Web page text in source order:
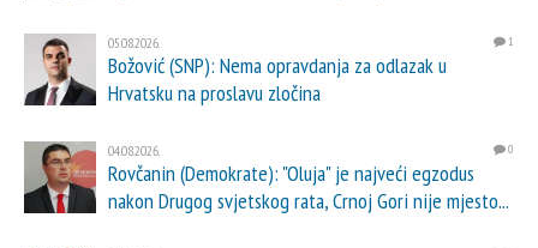
05.08.2026. 1
Božović (SNP): Nema opravdanja za odlazak u
Hrvatsku na proslavu zločina
04.08.2026. 0
Rovčanin (Demokrate): "Oluja" je najveći egzodus
nakon Drugog svjetskog rata, Crnoj Gori nije mjesto...